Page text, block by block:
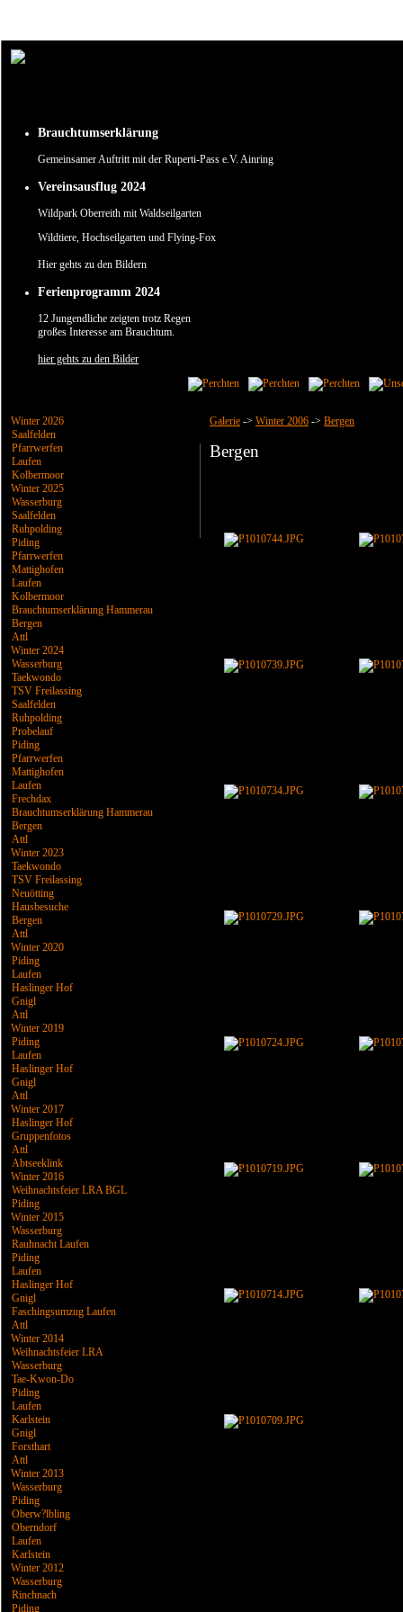
Brauchtumserklärung
Gemeinsamer Auftritt mit der Ruperti-Pass e.V. Ainring
Vereinsausflug 2024
Wildpark Oberreith mit Waldseilgarten
Wildtiere, Hochseilgarten und Flying-Fox
Hier gehts zu den Bildern
Ferienprogramm 2024
12 Jungendliche zeigten trotz Regen
großes Interesse am Brauchtum.
hier gehts zu den Bilder
Winter 2026
Saalfelden
Pfarrwerfen
Laufen
Kolbermoor
Winter 2025
Wasserburg
Saalfelden
Ruhpolding
Piding
Pfarrwerfen
Mattighofen
Laufen
Kolbermoor
Brauchtumserklärung Hammerau
Bergen
Attl
Winter 2024
Wasserburg
Taekwondo
TSV Freilassing
Saalfelden
Ruhpolding
Probelauf
Piding
Pfarrwerfen
Mattighofen
Laufen
Frechdax
Brauchtumserklärung Hammerau
Bergen
Attl
Winter 2023
Taekwondo
TSV Freilassing
Neuötting
Hausbesuche
Bergen
Attl
Winter 2020
Piding
Laufen
Haslinger Hof
Gnigl
Attl
Winter 2019
Piding
Laufen
Haslinger Hof
Gnigl
Attl
Winter 2017
Haslinger Hof
Gruppenfotos
Attl
Abtseeklink
Winter 2016
Weihnachtsfeier LRA BGL
Piding
Winter 2015
Wasserburg
Rauhnacht Laufen
Piding
Laufen
Haslinger Hof
Gnigl
Faschingsumzug Laufen
Attl
Winter 2014
Weihnachtsfeier LRA
Wasserburg
Tae-Kwon-Do
Piding
Laufen
Karlstein
Gnigl
Forsthart
Attl
Winter 2013
Wasserburg
Piding
Oberw?lbling
Oberndorf
Laufen
Karlstein
Winter 2012
Wasserburg
Rinchnach
Piding
Galerie -> Winter 2006 -> Bergen
Bergen